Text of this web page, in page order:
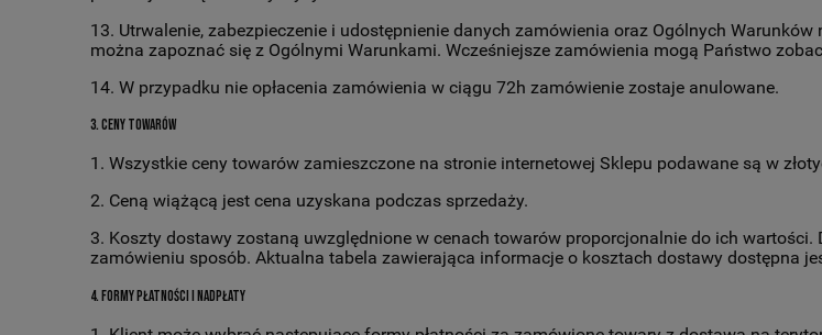
13. Utrwalenie, zabezpieczenie i udostępnienie danych zamówienia oraz Ogólnych
można zapoznać się z Ogólnymi Warunkami. Wcześniejsze zamówienia mogą Państwo
14. W przypadku nie opłacenia zamówienia w ciągu 72h zamówienie zostaje anulowane.
3. Ceny towarów
1. Wszystkie ceny towarów zamieszczone na stronie internetowej Sklepu podawane są w
2. Ceną wiążącą jest cena uzyskana podczas sprzedaży.
3. Koszty dostawy zostaną uwzględnione w cenach towarów proporcjonalnie do ich
zamówieniu sposób. Aktualna tabela zawierająca informacje o kosztach dostawy dostępna
4. Formy płatności i nadpłaty